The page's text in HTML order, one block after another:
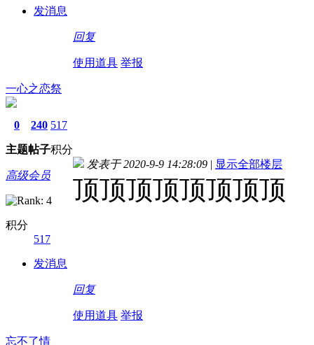
发消息
回复
使用道具 举报
一心之恋祭
0
主题
240
帖子
517
积分
高级会员
积分
517
发消息
发表于 2020-9-9 14:28:09 | 显示全部楼层
顶顶顶顶顶顶顶顶
回复
使用道具 举报
忘不了情